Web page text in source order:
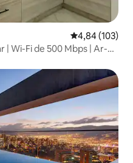
4,84 de uma
4,84 (103)
| Wi-Fi de 500 Mbps | Ar-
hóspedes